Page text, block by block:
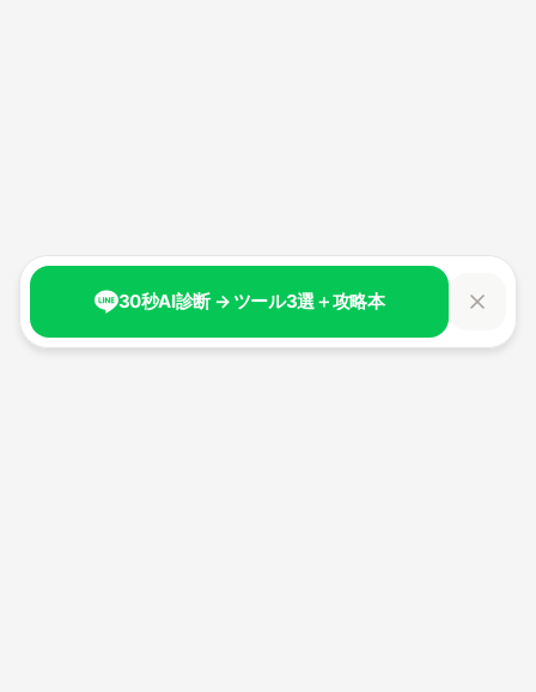
30秒AI診断 → ツール3選＋攻略本